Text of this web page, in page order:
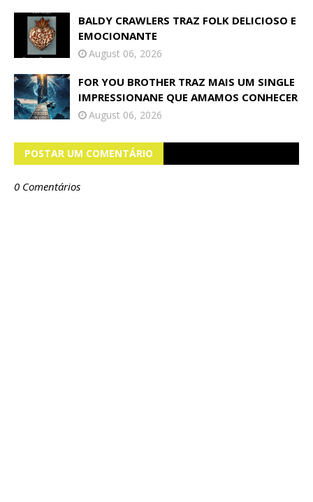
BALDY CRAWLERS TRAZ FOLK DELICIOSO E
EMOCIONANTE
August 06, 2026
FOR YOU BROTHER TRAZ MAIS UM SINGLE
IMPRESSIONANE QUE AMAMOS CONHECER
August 06, 2026
POSTAR UM COMENTÁRIO
0 Comentários